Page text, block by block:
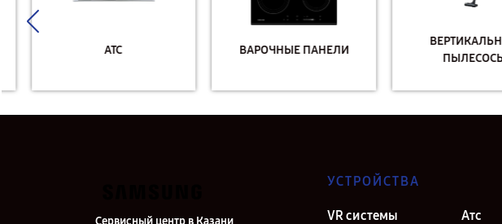
АТС ВАРОЧНЫЕ ПАНЕЛИ
ВЕРТИКАЛЬНЫЕ
ПЫЛЕСОСЫ
Сервисный центр в Казани
УСТРОЙСТВА
VR системы Атс